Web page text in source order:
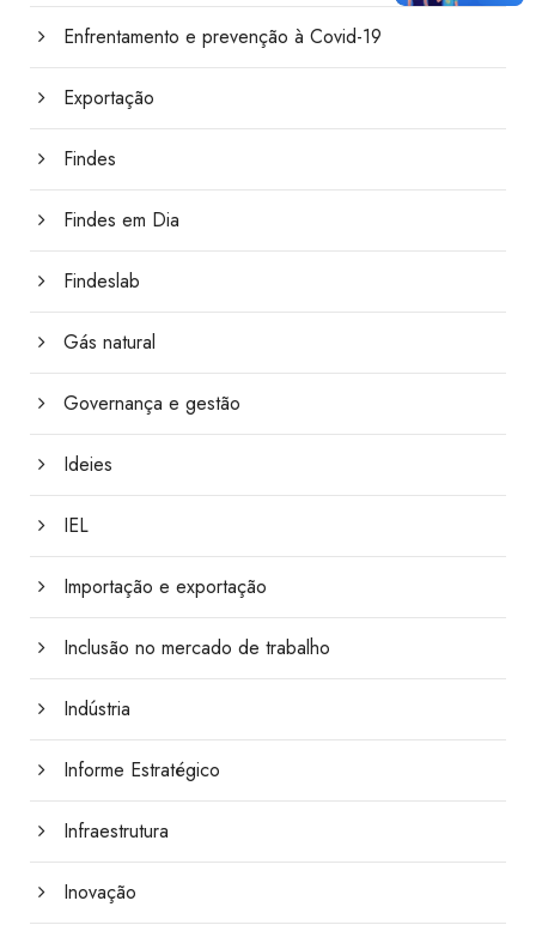
Enfrentamento e prevenção à Covid-19
Exportação
Findes
Findes em Dia
Findeslab
Gás natural
Governança e gestão
Ideies
IEL
Importação e exportação
Inclusão no mercado de trabalho
Indústria
Informe Estratégico
Infraestrutura
Inovação